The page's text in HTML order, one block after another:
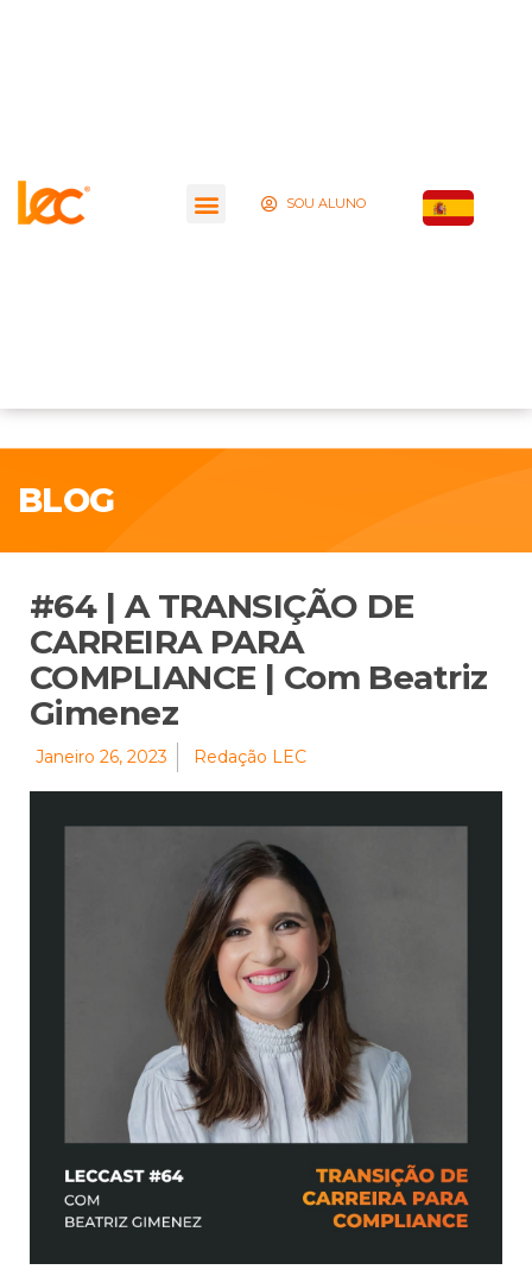
SOU ALUNO
BLOG
#64 | A TRANSIÇÃO DE
CARREIRA PARA
COMPLIANCE | Com Beatriz
Gimenez
Janeiro 26, 2023 Redação LEC